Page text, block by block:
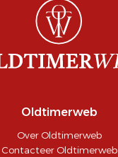
Oldtimerweb
Over Oldtimerweb
Contacteer Oldtimerweb